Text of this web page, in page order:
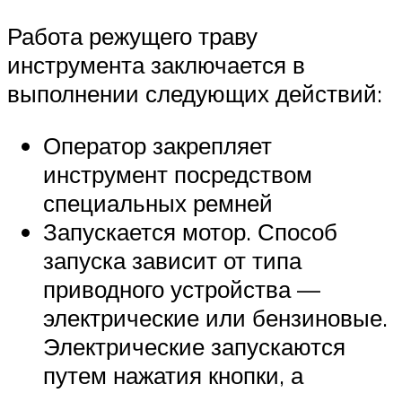
Работа режущего траву
инструмента заключается в
выполнении следующих действий:
Оператор закрепляет
инструмент посредством
специальных ремней
Запускается мотор. Способ
запуска зависит от типа
приводного устройства —
электрические или бензиновые.
Электрические запускаются
путем нажатия кнопки, а